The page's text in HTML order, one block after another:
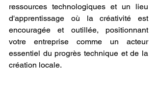
ressources technologiques et un lieu
d'apprentissage où la créativité est
encouragée et outillée, positionnant
votre entreprise comme un acteur
essentiel du progrès technique et de la
création locale.